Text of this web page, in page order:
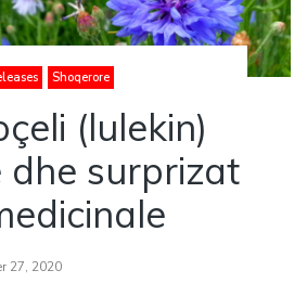
Shoqerore
(lulekin)
surprizat
27, 2020